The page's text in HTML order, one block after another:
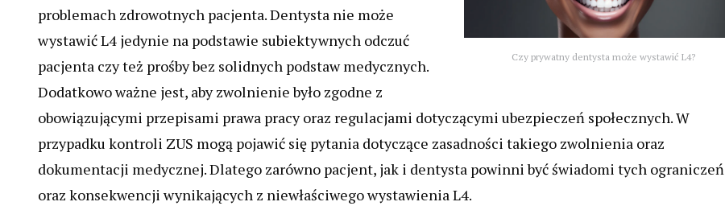
Czy prywatny dentysta może wystawić L4?
problemach zdrowotnych pacjenta. Dentysta nie może
wystawić L4 jedynie na podstawie subiektywnych odczuć
pacjenta czy też prośby bez solidnych podstaw medycznych.
Dodatkowo ważne jest, aby zwolnienie było zgodne z
obowiązującymi przepisami prawa pracy oraz regulacjami dotyczącymi ubezpieczeń społecznych. W
przypadku kontroli ZUS mogą pojawić się pytania dotyczące zasadności takiego zwolnienia oraz
dokumentacji medycznej. Dlatego zarówno pacjent, jak i dentysta powinni być świadomi tych ograniczeń
oraz konsekwencji wynikających z niewłaściwego wystawienia L4.